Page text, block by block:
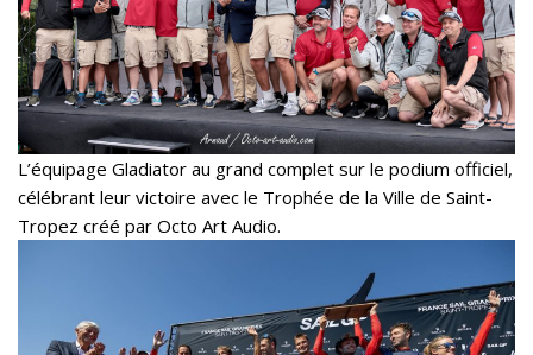
L’équipage Gladiator au grand complet sur le podium officiel,
célébrant leur victoire avec le Trophée de la Ville de Saint-
Tropez créé par Octo Art Audio.